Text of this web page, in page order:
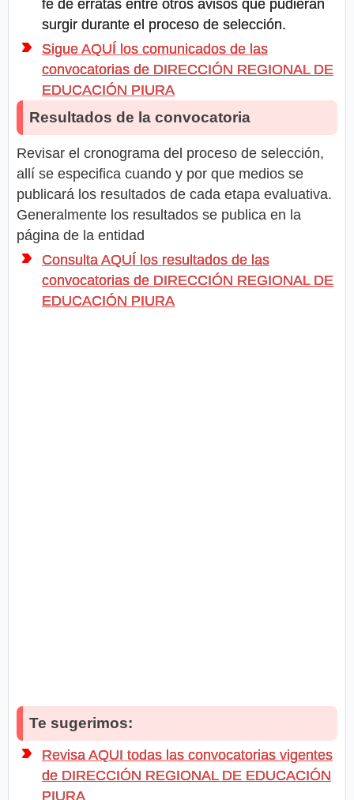
fe de erratas entre otros avisos que pudieran
surgir durante el proceso de selección.
Sigue AQUÍ los comunicados de las
convocatorias de DIRECCIÓN REGIONAL DE
EDUCACIÓN PIURA
Resultados de la convocatoria
Revisar el cronograma del proceso de selección,
allí se especifica cuando y por que medios se
publicará los resultados de cada etapa evaluativa.
Generalmente los resultados se publica en la
página de la entidad
Consulta AQUÍ los resultados de las
convocatorias de DIRECCIÓN REGIONAL DE
EDUCACIÓN PIURA
Te sugerimos:
Revisa AQUI todas las convocatorias vigentes
de DIRECCIÓN REGIONAL DE EDUCACIÓN
PIURA